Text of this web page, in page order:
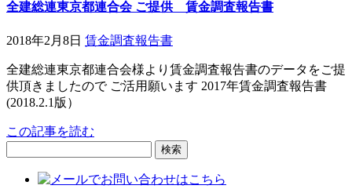
全建総連東京都連合会 ご提供 賃金調査報告書
2018年2月8日 賃金調査報告書
全建総連東京都連合会様より賃金調査報告書のデータをご提
供頂きましたので ご活用願います 2017年賃金調査報告書
(2018.2.1版）
この記事を読む